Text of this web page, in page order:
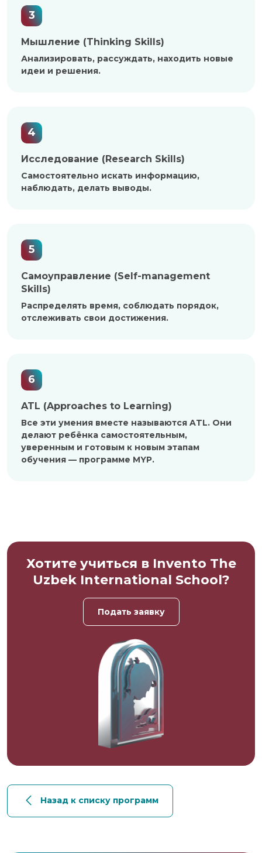
3
Мышление (Thinking Skills)
Анализировать, рассуждать, находить новые
идеи и решения.
4
Исследование (Research Skills)
Самостоятельно искать информацию,
наблюдать, делать выводы.
5
Самоуправление (Self-management
Skills)
Распределять время, соблюдать порядок,
отслеживать свои достижения.
6
ATL (Approaches to Learning)
Все эти умения вместе называются ATL. Они
делают ребёнка самостоятельным,
уверенным и готовым к новым этапам
обучения — программе MYP.
Хотите учиться в Invento The
Uzbek International School?
Подать заявку
Назад к списку программ